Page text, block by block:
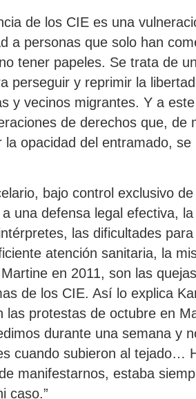
de los CIE es una
a personas que solo han
tener papeles. Se trata de
perseguir y reprimir la
y vecinos migrantes. Y a
de derechos que, de
la opacidad del entramado,
bajo control exclusivo
una defensa legal efectiva,
las dificultades
atención sanitaria, la
en 2011, son las
de los CIE. Así lo explica
las protestas de octubre en
durante una semana y
cuando subieron al tejado…
manifestarnos, estaba
caso.”